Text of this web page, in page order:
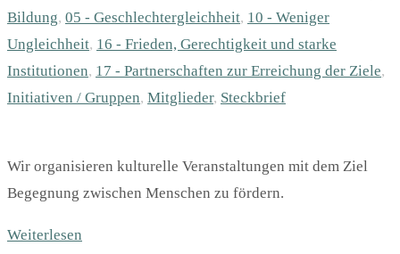
Bildung, 05 - Geschlechter­gleichheit, 10 - Weniger
Ungleichheit, 16 - Frieden, Gerechtigkeit und starke
Institutionen, 17 - Partnerschaften zur Erreichung der Ziele,
Initiativen / Gruppen, Mitglieder, Steckbrief
Wir organisieren kulturelle Veranstaltungen mit dem Ziel
Begegnung zwischen Menschen zu fördern.
Weiterlesen